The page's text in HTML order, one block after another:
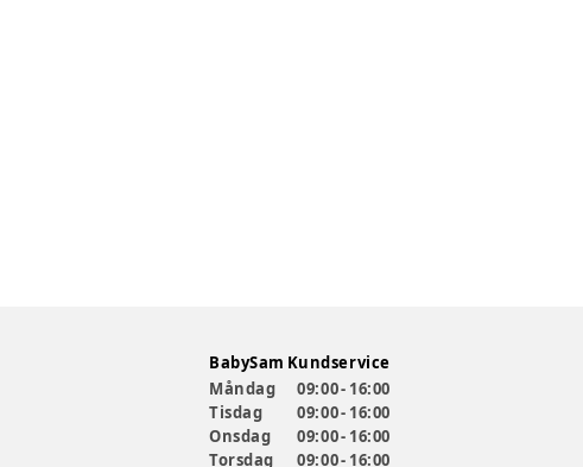
BabySam Kundservice
Måndag
09:00 - 16:00
Tisdag
09:00 - 16:00
Onsdag
09:00 - 16:00
Torsdag
09:00 - 16:00